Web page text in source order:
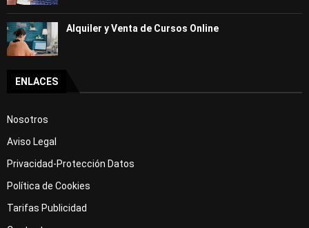
Alquiler y Venta de Cursos Online
ENLACES
Nosotros
Aviso Legal
Privacidad-Protección Datos
Política de Cookies
Tarifas Publicidad